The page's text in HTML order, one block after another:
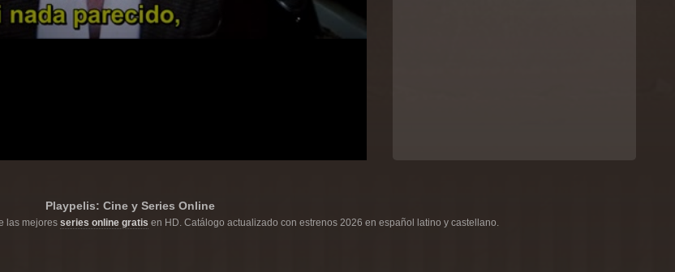
Playpelis: Cine y Series Online
las mejores series online gratis en HD. Catálogo actualizado con estrenos 2026 en español latino y castellano.